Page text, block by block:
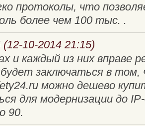
протоколы, что
более чем 100 тыс. .
10-2014 21:15)
и каждый из них вправе
будет заключаться в
можно дешево
для модернизации до
90.